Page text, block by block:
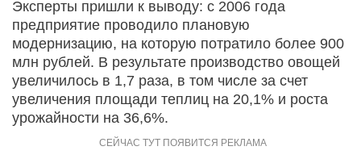
Эксперты пришли к выводу: с 2006 года
предприятие проводило плановую
модернизацию, на которую потратило более 900
млн рублей. В результате производство овощей
увеличилось в 1,7 раза, в том числе за счет
увеличения площади теплиц на 20,1% и роста
урожайности на 36,6%.